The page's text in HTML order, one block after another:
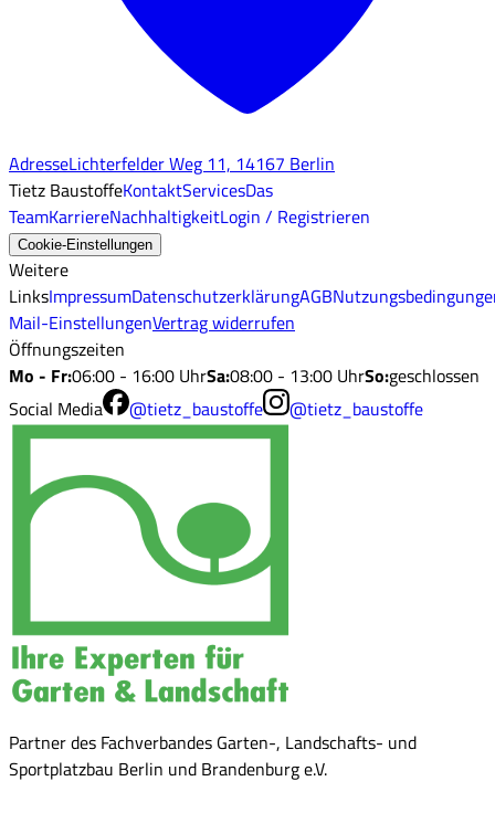
AdresseLichterfelder Weg 11, 14167 Berlin
Tietz BaustoffeKontaktServicesDas
TeamKarriereNachhaltigkeitLogin / Registrieren
Cookie-Einstellungen
Weitere
LinksImpressumDatenschutzerklärungAGB
Mail-EinstellungenVertrag widerrufen
Öffnungszeiten
Mo - Fr:06:00 - 16:00 UhrSa:08:00 - 13:00 UhrSo:geschlossen
Social Media
@tietz_baustoffe @tietz_baustoffe
Partner des Fachverbandes Garten-, Landschafts- und
Sportplatzbau Berlin und Brandenburg e.V.